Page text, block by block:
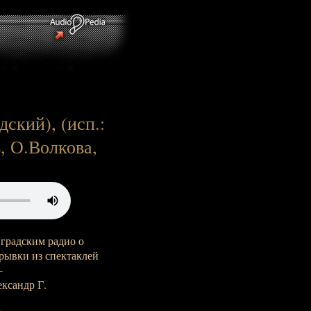
(исп.:
О.Волкова,
радио о
из спектаклей
Г.